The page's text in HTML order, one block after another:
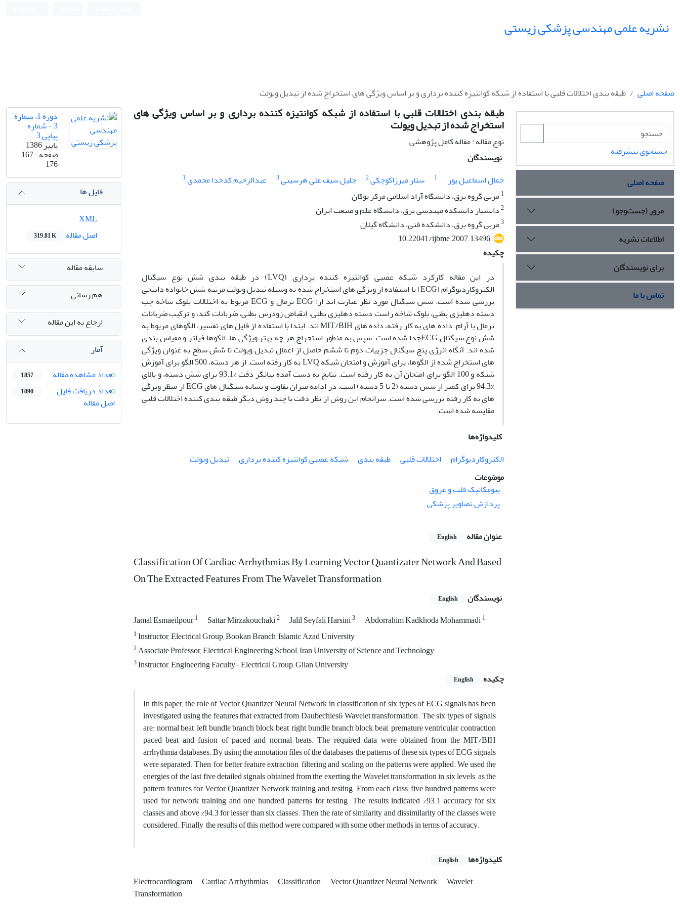
نشریه علمی مهندسی پزشکی زیستی
صفحه اصلی طبقه بندی اختلالات قلبی با استفاده از شبکه کوانتیزه کننده برداری و بر اساس ویژگی های استخراج شده از تبدیل ویولت
طبقه بندی اختلالات قلبی با استفاده از شبکه کوانتیزه کننده برداری و بر اساس ویژگی های
استخراج شده از تبدیل ویولت
نوع مقاله : مقاله کامل پژوهشی
نویسندگان
جمال اسماعیل پور
1 ستار میرزاکوچکی2 جلیل سیف علی هرسینی3 عبدالرحیم کدخدا محمدی1
1مربی گروه برق، دانشگاه آزاد اسلامی مرکز بوکان
2دانشیار دانشکده مهندسی برق، دانشگاه علم و صنعت ایران
3مربی گروه برق، دانشکده فنی، دانشگاه گیلان
10.22041/ijbme.2007.13496
چکیده
در این مقاله کارکرد شبکه عصبی کوانتیزه کننده برداری (LVQ) در طبقه بندی شش نوع سیگنال
الکتروکاردیوگرام(ECG)با استفاده از ویژگی های استخراج شده به وسیله تبدیل ویولت مرتبه شش خانواده دابیچی
بررسی شده است. شش سیگنال مورد نظر عبارت اند از: ECGنرمال و ECGمربوط به اختلالات بلوک شاخه چپ
دسته دهلیزی بطنی، بلوک شاخه راست دسته دهلیزی بطنی، انقباض زودرس بطنی، ضربانات کند، و ترکیب ضربانات
نرمال با آرام.داده های به کار رفته، داده هایMIT/BIHاند. ابتدا با استفاده از فایل های تفسیر، الگوهای مربوط به
شش نوع سیگنالECGجدا شده است. سپس به منظور استخراج هر چه بهتر ویژگی ها، الگوها فیلتر و مقیاس بندی
شده اند. آنگاه انرژی پنج سیگنال جزییات دوم تا ششم حاصل از اعمال تبدیل ویولت تا شش سطح به عنوان ویژگی
های استخراج شده از الگوها، برای آموزش و امتحان شبکهLVQ
به کار رفته است. از هر دسته، 500 الگو برای آموزش
شبکه و 100 الگو برای امتحان آن به کار رفته است. نتایج به دست آمده بیانگر دقت %93.1 برای شش دسته، و بالای
%94.3 برای کمتر از شش دسته (2 تا 5 دسته) است. در ادامه میزان تفاوت و تشابه سیگنال های
ECGاز منظر ویژگی
های به کار رفته بررسی شده است. سرانجام این روش از نظر دقت با چند روش دیگر طبقه بندی کننده اختلالات قلبی
مقایسه شده است.
کلیدواژه‌ها
الکتروکاردیوگرام
اختلالات قلبی طبقه بندی شبکه عصبی کوانتیزه کننده برداری
تبدیل ویولت
موضوعات
بیومکانیک قلب و عروق
پردازش تصاویر پزشکی
عنوان مقاله English
Classification Of Cardiac Arrhythmias By Learning Vector Quantizater Network And Based
On The Extracted Features From The Wavelet Transformation
نویسندگان English
Jamal Esmaeilpour1 Sattar Mirzakouchaki2 Jalil Seyfali Harsini3 Abdorrahim Kadkhoda Mohammadi1
1Instructor, Electrical Group, Bookan Branch, Islamic Azad University
2Associate Professor, Electrical Engineering School, Iran University of Science and Technology
3Instructor, Engineering Faculty- Electrical Group, Gilan University
چکیده
English
In this paper, the role of Vector Quantizer Neural Network in classification of six types of ECG signals has been
investigated using the features that extracted from Daubechies6 Wavelet transformation. The six types of signals
are: normal beat, left bundle branch block beat, right bundle branch block beat, premature ventricular contraction
paced beat and fusion of paced and normal beats. The required data were obtained from the MIT/BIH
arrhythmia databases. By using the annotation files of the databases, the patterns of these six types of ECG signals
were separated. Then, for better feature extraction, filtering and scaling on the patterns were applied. We used the
energies of the last five detailed signals obtained from the exerting the Wavelet transformation in six levels, as the
pattern features for Vector Quantizer Network training and testing. From each class, five hundred patterns were
used for network training and one hundred patterns for testing. The results indicated %93.1 accuracy for six
classes and above %94.3 for lesser than six classes. Then the rate of similarity and dissimilarity of the classes were
considered. Finally, the results of this method were compared with some other methods in terms of accuracy.
کلیدواژه‌ها English
Electrocardiogram Cardiac Arrhythmias Classification Vector Quantizer Neural Network
Wavelet
Transformation
دوره 1، شماره
3 - شماره
پیاپی 3
پاییز 1386
صفحه167-
176
فایل ها
اصل مقاله
319.81 K
سابقه مقاله
هم رسانی
ارجاع به این مقاله
آمار
تعداد مشاهده مقاله
1,857
تعداد دریافت فایل
اصل مقاله
1,090
جستجوی پیشرفته
صفحه اصلی
مرور (جست‌وجو)
اطلاعات نشریه
برای نویسندگان
تماس با ما